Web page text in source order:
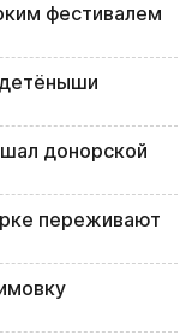
фестивалем
донорской
переживают